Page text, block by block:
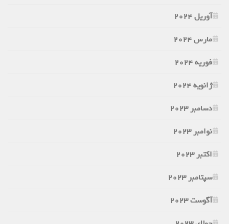
آوریل 2024
مارس 2024
فوریه 2024
ژانویه 2024
دسامبر 2023
نوامبر 2023
اکتبر 2023
سپتامبر 2023
آگوست 2023